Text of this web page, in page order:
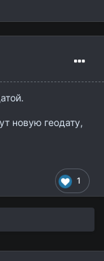
новую геодату,
1